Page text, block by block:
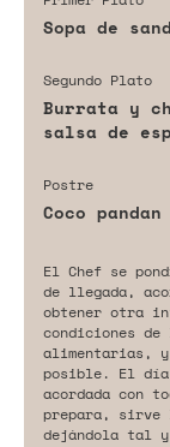
Sopa de
Segundo Plato
Burrata y
salsa de
Postre
Coco
El Chef se
de llegada,
obtener otra
condiciones
alimentarias,
posible. El
acordada con
prepara, sirve
dejándola tal y